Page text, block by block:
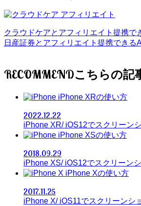
クラウドケアとアフィリエイト提携で
日産証券とアフィリエイト提携できる
RECOMMEND
iPhone XRの使い方
2022.12.22
iPhone XR/ iOS12でスクリーン
iPhone XSの使い方
2018.09.29
iPhone XS/ iOS12でスクリーン
iPhone Xの使い方
2017.11.25
iPhone X/ iOS11でスクリーンシ